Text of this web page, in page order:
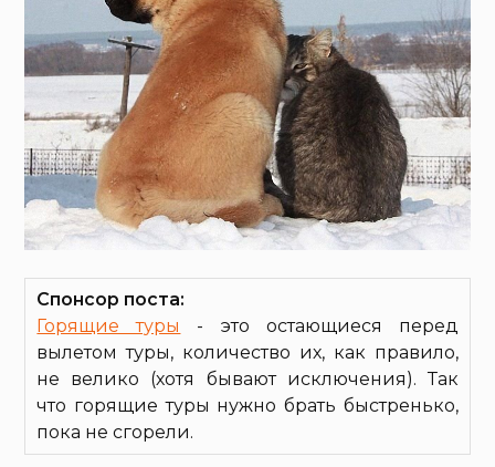
Спонсор поста:
Горящие туры
- это остающиеся перед
вылетом туры, количество их, как правило,
не велико (хотя бывают исключения). Так
что горящие туры нужно брать быстренько,
пока не сгорели.